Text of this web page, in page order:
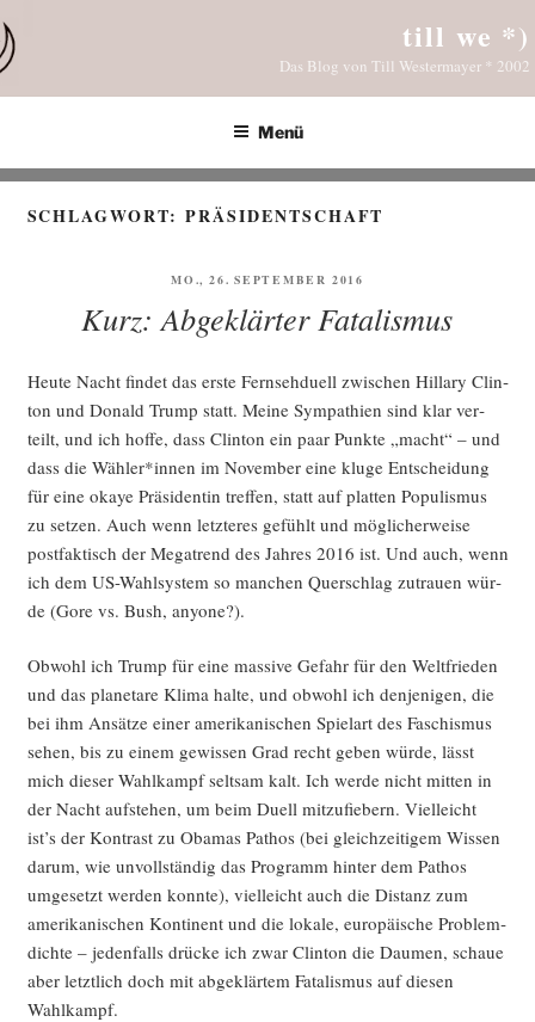
Inhalt
springen
till we *)
Das Blog von Till Westermayer * 2002
Menü
SCHLAGWORT:PRÄSIDENTSCHAFT
VERÖFFENTLICHT
MO., 26. SEPTEMBER 2016
Kurz: Abgeklärter Fatalismus
Heu­te Nacht fin­det das ers­te Fern­seh­du­ell zwi­schen Hil­la­ry Clin­
ton und Donald Trump statt. Mei­ne Sym­pa­thien sind klar ver­
teilt, und ich hof­fe, dass Clin­ton ein paar Punk­te „macht“ – und
dass die Wähler*innen im Novem­ber eine klu­ge Ent­schei­dung
für eine okaye Prä­si­den­tin tref­fen, statt auf plat­ten Popu­lis­mus
zu set­zen. Auch wenn letz­te­res gefühlt und mög­li­cher­wei­se
post­fak­tisch der Mega­trend des Jah­res 2016 ist. Und auch, wenn
ich dem US-Wahl­sys­tem so man­chen Quer­schlag zutrau­en wür­
de (Gore vs. Bush, anyone?).
Obwohl ich Trump für eine mas­si­ve Gefahr für den Welt­frie­den
und das pla­ne­ta­re Kli­ma hal­te, und obwohl ich den­je­ni­gen, die
bei ihm Ansät­ze einer ame­ri­ka­ni­schen Spiel­art des Faschis­mus
sehen, bis zu einem gewis­sen Grad recht geben wür­de, lässt
mich die­ser Wahl­kampf selt­sam kalt. Ich wer­de nicht mit­ten in
der Nacht auf­ste­hen, um beim Duell mit­zu­fie­bern. Viel­leicht
ist’s der Kon­trast zu Oba­mas Pathos (bei gleich­zei­ti­gem Wis­sen
dar­um, wie unvoll­stän­dig das Pro­gramm hin­ter dem Pathos
umge­setzt wer­den konn­te), viel­leicht auch die Distanz zum
ame­ri­ka­ni­schen Kon­ti­nent und die loka­le, euro­päi­sche Pro­blem­
dich­te – jeden­falls drü­cke ich zwar Clin­ton die Dau­men, schaue
aber letzt­lich doch mit abge­klär­tem Fata­lis­mus auf die­sen
Wahlkampf.